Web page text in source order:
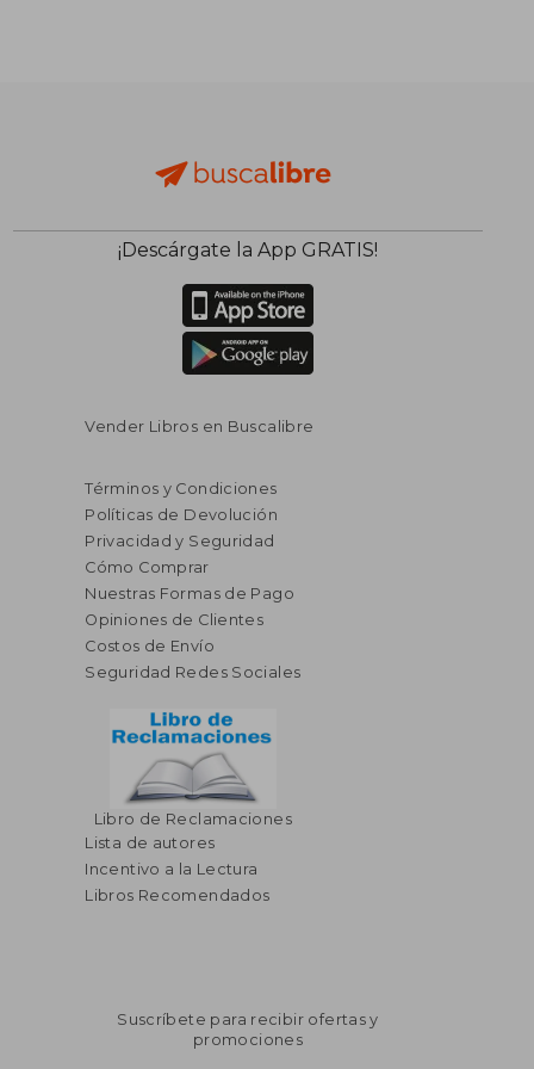
¡Descárgate la App GRATIS!
Vender Libros en Buscalibre
Términos y Condiciones
Políticas de Devolución
Privacidad y Seguridad
Cómo Comprar
Nuestras Formas de Pago
Opiniones de Clientes
Costos de Envío
Seguridad Redes Sociales
Libro de Reclamaciones
Lista de autores
Incentivo a la Lectura
Libros Recomendados
Suscríbete para recibir ofertas y
promociones